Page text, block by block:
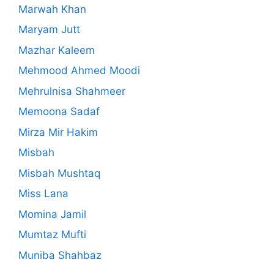
Marwah Khan
Maryam Jutt
Mazhar Kaleem
Mehmood Ahmed Moodi
Mehrulnisa Shahmeer
Memoona Sadaf
Mirza Mir Hakim
Misbah
Misbah Mushtaq
Miss Lana
Momina Jamil
Mumtaz Mufti
Muniba Shahbaz